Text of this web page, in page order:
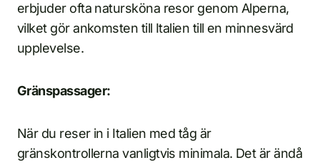
erbjuder ofta natursköna resor genom Alperna,
vilket gör ankomsten till Italien till en minnesvärd
upplevelse.
Gränspassager:
När du reser in i Italien med tåg är
gränskontrollerna vanligtvis minimala. Det är ändå